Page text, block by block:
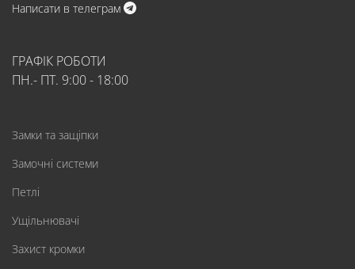
Написати в телеграм
ГРАФІК РОБОТИ
ПН.- ПТ. 9:00 - 18:00
Замки та защіпки
Замочні системи
Петлі
Ущільнювачі
Захист кромки